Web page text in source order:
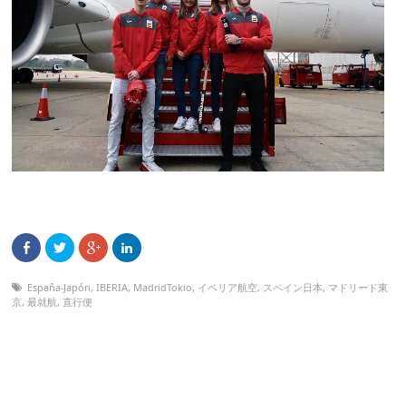
España-Japón,IBERIA, MadridTokio, イベリア航空, スペイン日本, マドリード東
京,最就航,直行便